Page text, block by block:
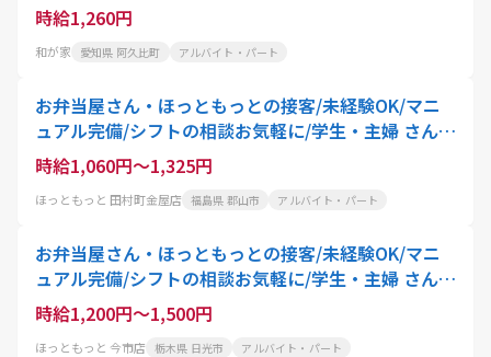
時給1,260円
和が家 愛知県 阿久比町 アルバイト・パート
お弁当屋さん・ほっともっとの接客/未経験OK/マニ
ュアル完備/シフトの相談お気軽に/学生・主婦 さん活
躍中
時給1,060円～1,325円
ほっともっと 田村町金屋店 福島県 郡山市 アルバイト・パート
お弁当屋さん・ほっともっとの接客/未経験OK/マニ
ュアル完備/シフトの相談お気軽に/学生・主婦 さん活
躍中
時給1,200円～1,500円
ほっともっと 今市店 栃木県 日光市 アルバイト・パート